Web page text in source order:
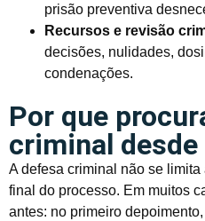
prisão preventiva
Recursos e revisão
decisões, nulidades,
condenações.
Por que
criminal
A defesa criminal não se
final do processo. Em muitos
antes: no primeiro